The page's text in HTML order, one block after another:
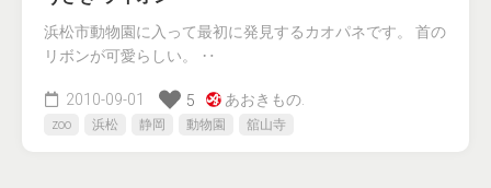
浜松市動物園に入って最初に発見するカオパネです。 首の
リボンが可愛らしい。 ‥
2010-09-01 5 あおきもの.
zoo 浜松 静岡 動物園 舘山寺